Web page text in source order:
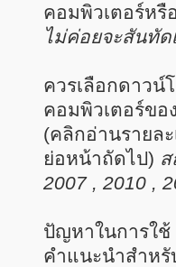
คอมพิวเตอร์หรื
ไม่ค่อยจะสันทัด
ควรเลือกดาวน์
คอมพิวเตอร์ขอ
(คลิกอ่านรายล
ย่อหน้าถัดไป)
2007 , 2010 ,
ปัญหาในการใช้
คำแนะนำสำหรั